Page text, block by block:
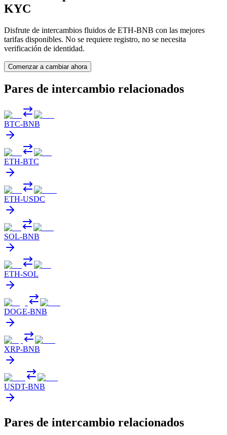
KYC
Disfrute de intercambios fluidos de ETH-BNB con las mejores
tarifas disponibles. No se requiere registro, no se necesita
verificación de identidad.
Comenzar a cambiar ahora
Pares de intercambio relacionados
BTC-BNB
ETH-BTC
ETH-USDC
SOL-BNB
ETH-SOL
DOGE-BNB
XRP-BNB
USDT-BNB
Pares de intercambio relacionados